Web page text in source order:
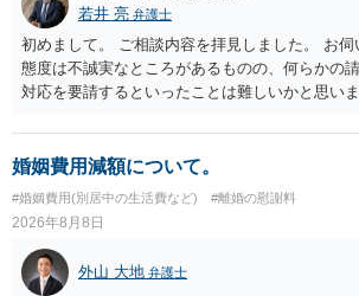
若井 亮 弁護士
初めまして。 ご相談内容を拝見しました。 お
態度は不誠実なところがあるものの、何らかの
対応を要請するといったことは難しいかと思い
婚姻費用減額について。
#婚姻費用(別居中の生活費など) #離婚の慰謝料
2026年8月8日
外山 大地 弁護士